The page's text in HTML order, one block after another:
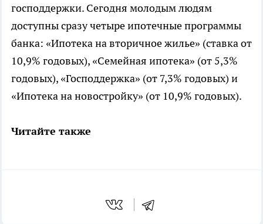
господдержки. Сегодня молодым людям
доступны сразу четыре ипотечные программы
банка: «Ипотека на вторичное жилье» (ставка от
10,9% годовых), «Семейная ипотека» (от 5,3%
годовых), «Господдержка» (от 7,3% годовых) и
«Ипотека на новостройку» (от 10,9% годовых).
Читайте также